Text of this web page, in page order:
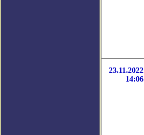
23.11.2022
14:06